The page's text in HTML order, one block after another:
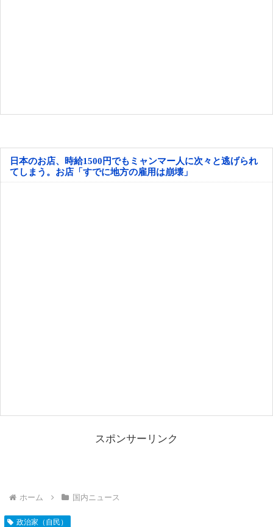
日本のお店、時給1500円でもミャンマー人に次々と逃げられ
てしまう。お店「すでに地方の雇用は崩壊」
スポンサーリンク
ホーム 国内ニュース
政治家（自民）